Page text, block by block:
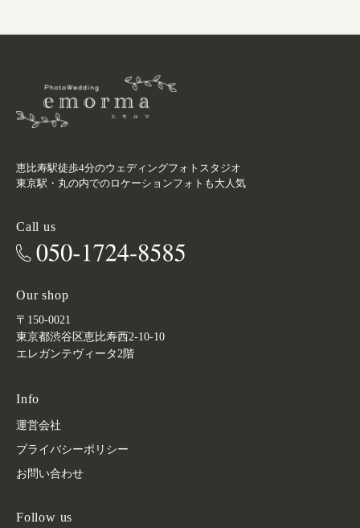
恵比寿駅徒歩4分のウェディングフォトスタジオ
東京駅・丸の内でのロケーションフォトも大人気
Call us
Our shop
〒150-0021
東京都渋谷区恵比寿西2-10-10
エレガンテヴィータ2階
Info
運営会社
プライバシーポリシー
お問い合わせ
Follow us